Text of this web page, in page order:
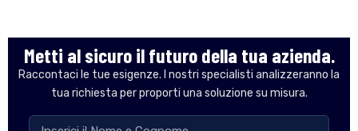
Metti al sicuro il futuro della tua azienda.
Raccontaci le tue esigenze. I nostri specialisti analizzeranno la
tua richiesta per proporti una soluzione su misura.